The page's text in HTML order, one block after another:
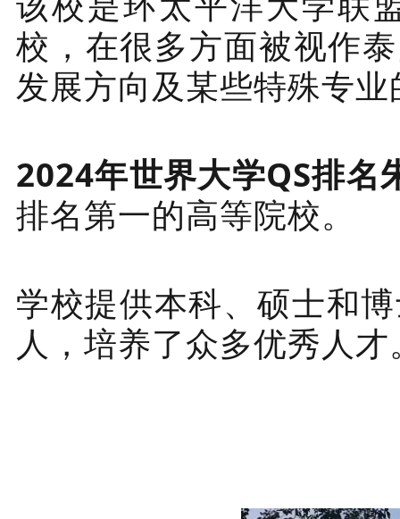
校，在很多方面被视作
发展方向及某些特殊专
2024年世界大学QS排名
排名第一的高等院校。
学校提供本科、硕士和
人，培养了众多优秀人才